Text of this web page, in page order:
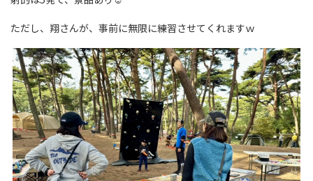
ただし、翔さんが、事前に無限に練習させてくれますｗ